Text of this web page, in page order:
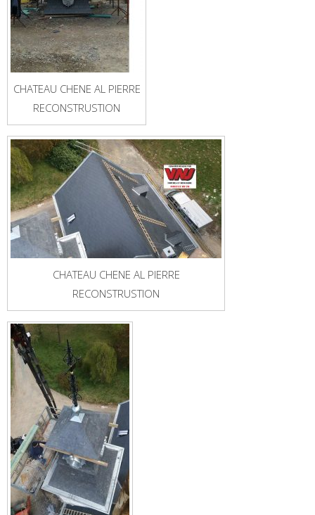
CHATEAU CHENE AL PIERRE
RECONSTRUSTION
CHATEAU CHENE AL PIERRE
RECONSTRUSTION